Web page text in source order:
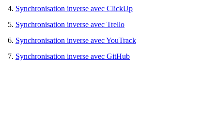
Synchronisation inverse avec ClickUp
Synchronisation inverse avec Trello
Synchronisation inverse avec YouTrack
Synchronisation inverse avec GitHub